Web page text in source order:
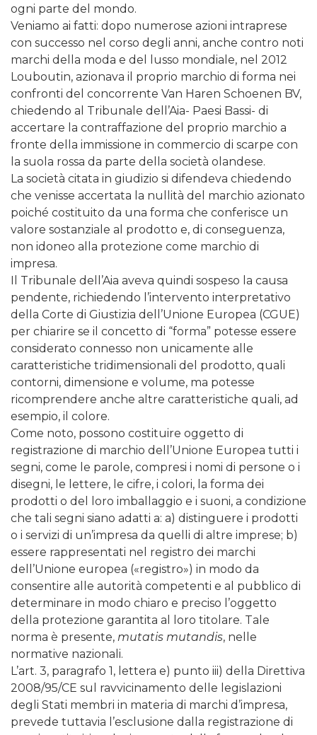
ogni parte del mondo.
Veniamo ai fatti: dopo numerose azioni intraprese
con successo nel corso degli anni, anche contro noti
marchi della moda e del lusso mondiale, nel 2012
Louboutin, azionava il proprio marchio di forma nei
confronti del concorrente Van Haren Schoenen BV,
chiedendo al Tribunale dell’Aia- Paesi Bassi- di
accertare la contraffazione del proprio marchio a
fronte della immissione in commercio di scarpe con
la suola rossa da parte della società olandese.
La società citata in giudizio si difendeva chiedendo
che venisse accertata la nullità del marchio azionato
poiché costituito da una forma che conferisce un
valore sostanziale al prodotto e, di conseguenza,
non idoneo alla protezione come marchio di
impresa.
Il Tribunale dell’Aia aveva quindi sospeso la causa
pendente, richiedendo l’intervento interpretativo
della Corte di Giustizia dell’Unione Europea (CGUE)
per chiarire se il concetto di “forma” potesse essere
considerato connesso non unicamente alle
caratteristiche tridimensionali del prodotto, quali
contorni, dimensione e volume, ma potesse
ricomprendere anche altre caratteristiche quali, ad
esempio, il colore.
Come noto, possono costituire oggetto di
registrazione di marchio dell’Unione Europea tutti i
segni, come le parole, compresi i nomi di persone o i
disegni, le lettere, le cifre, i colori, la forma dei
prodotti o del loro imballaggio e i suoni, a condizione
che tali segni siano adatti a: a) distinguere i prodotti
o i servizi di un’impresa da quelli di altre imprese; b)
essere rappresentati nel registro dei marchi
dell’Unione europea («registro») in modo da
consentire alle autorità competenti e al pubblico di
determinare in modo chiaro e preciso l’oggetto
della protezione garantita al loro titolare. Tale
norma è presente, mutatis mutandis, nelle
normative nazionali.
L’art. 3, paragrafo 1, lettera e) punto iii) della Direttiva
2008/95/CE sul ravvicinamento delle legislazioni
degli Stati membri in materia di marchi d’impresa,
prevede tuttavia l’esclusione dalla registrazione di